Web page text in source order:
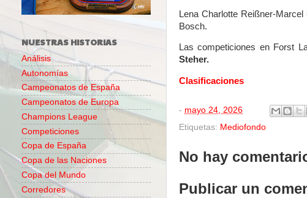
Lena Charlotte Reißner-
Bosch.
Las competiciones en Forst
Steher.
Clasificaciones
- mayo 24, 2026
Etiquetas: Mediofondo
No hay
Publicar un
NUESTRAS HISTORIAS
Análisis
Autonomías
Campeonatos de España
Campeonatos de Europa
Champions League
Competiciones
Copa de España
Copa de las Naciones
Copa del Mundo
Corredores